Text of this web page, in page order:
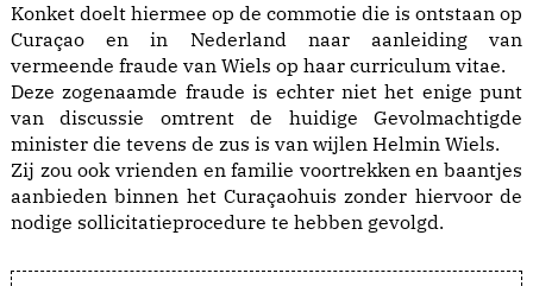
Konket doelt hiermee op de commotie die is ontstaan op
Curaçao en in Nederland naar aanleiding van
vermeende fraude van Wiels op haar curriculum vitae.
Deze zogenaamde fraude is echter niet het enige punt
van discussie omtrent de huidige Gevolmachtigde
minister die tevens de zus is van wijlen Helmin Wiels.
Zij zou ook vrienden en familie voortrekken en baantjes
aanbieden binnen het Curaçaohuis zonder hiervoor de
nodige sollicitatieprocedure te hebben gevolgd.